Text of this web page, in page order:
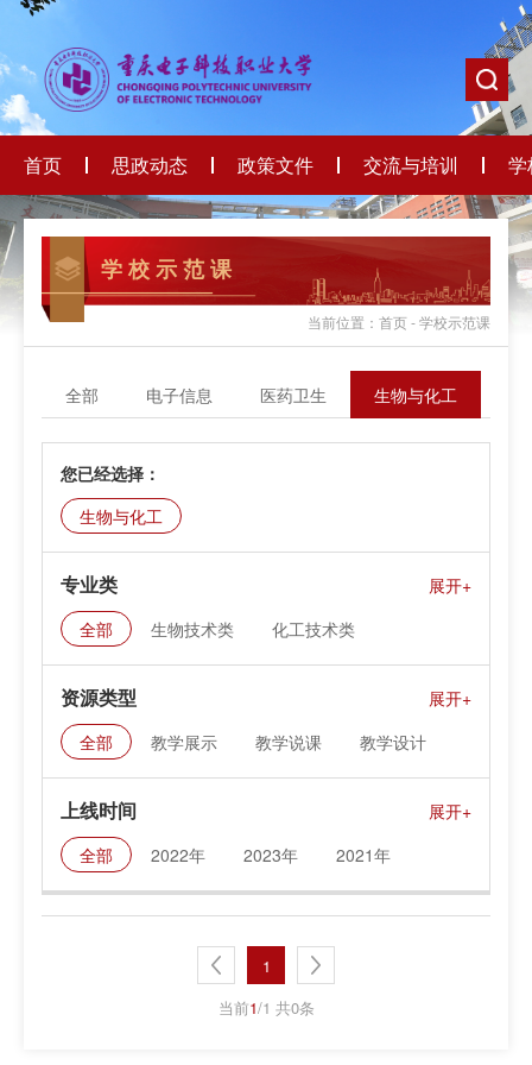
首页 思政动态 政策文件 交流与培训 学
学 校 示 范 课
当前位置：首页 - 学校示范课
全部 电子信息 医药卫生 生物与化工
您已经选择：
生物与化工
专业类
全部 生物技术类 化工技术类
资源类型
全部 教学展示 教学说课
教学设计
上线时间
全部 2022年 2023年 2021年
1
当前1/1 共0条